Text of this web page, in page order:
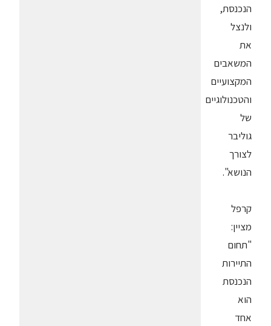
הנכנסת,
ולנצל
את
המשאבים
המקצועיים
והטכנולוגיים
של
גוליבר
לצורך
הנושא".
קרפל
מציין:
"תחום
התיירות
הנכנסת
הוא
אחד